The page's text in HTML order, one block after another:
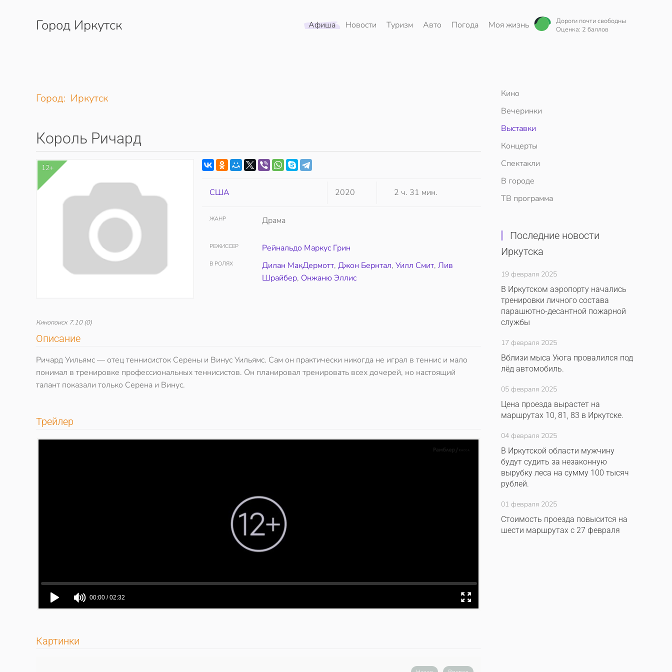
Перейти к содержимому
Город Иркутск Афиша Новости Туризм Авто Погода Моя жизнь
Дороги почти свободны
Оценка: 2 баллов
Город: Иркутск
Король Ричард
12+
Кинопоиск 7.10(0)
США 2020 2 ч. 31 мин.
ЖАНР Драма
РЕЖИССЕР Рейнальдо Маркус Грин
В РОЛЯХ Дилан МакДермотт,Джон Бернтал,Уилл Смит,Лив
Шрайбер, Онжаню Эллис
Описание
Ричард Уильямс — отец теннисисток Серены и Винус Уильямс. Сам он практически никогда не играл в теннис и мало
понимал в тренировке профессиональных теннисистов. Он планировал тренировать всех дочерей, но настоящий
талант показали только Серена и Винус.
Трейлер
Картинки
Кино
Вечеринки
Выставки
Концерты
Спектакли
В городе
ТВ программа
Последние новости
Иркутска
19 февраля 2025
В Иркутском аэропорту начались
тренировки личного состава
парашютно-десантной пожарной
службы
17 февраля 2025
Вблизи мыса Уюга провалился под
лёд автомобиль.
05 февраля 2025
Цена проезда вырастет на
маршрутах 10, 81, 83 в Иркутске.
04 февраля 2025
В Иркутской области мужчину
будут судить за незаконную
вырубку леса на сумму 100 тысяч
рублей.
01 февраля 2025
Стоимость проезда повысится на
шести маршрутах с 27 февраля